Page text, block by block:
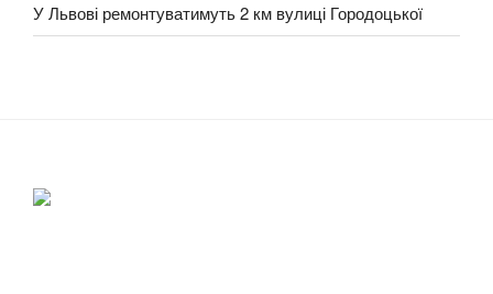
У Львові ремонтуватимуть 2 км вулиці Городоцької